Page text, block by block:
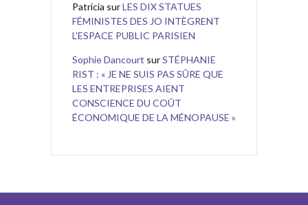
Patricia surLES DIX STATUES
FÉMINISTES DES JO INTÈGRENT
L’ESPACE PUBLIC PARISIEN
Sophie Dancourt surSTÉPHANIE
RIST : « JE NE SUIS PAS SÛRE QUE
LES ENTREPRISES AIENT
CONSCIENCE DU COÛT
ÉCONOMIQUE DE LA MÉNOPAUSE »